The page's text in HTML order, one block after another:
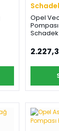
Opel
Schadek